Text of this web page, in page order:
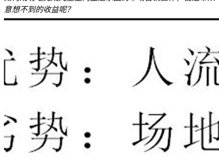
意想不到的收益呢？